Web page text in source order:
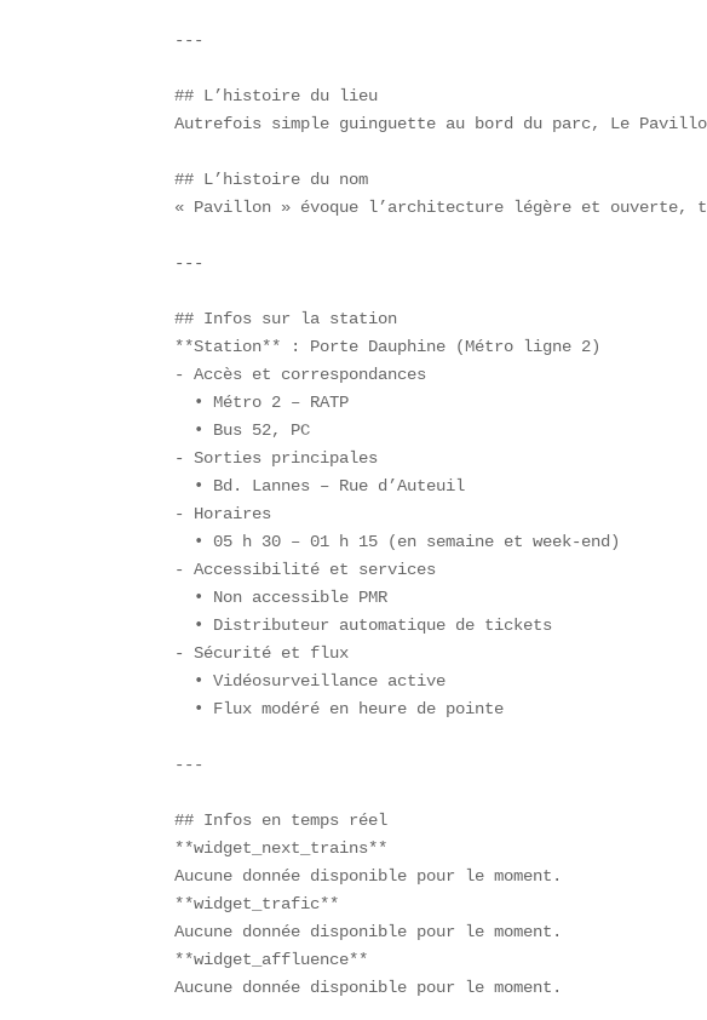
---
## L’histoire du lieu
Autrefois simple guinguette au bord du parc, Le
## L’histoire du nom
« Pavillon » évoque l’architecture légère et ouverte,
---
## Infos sur la station
**Station** : Porte Dauphine (Métro ligne 2)
- Accès et correspondances
  • Métro 2 – RATP
  • Bus 52, PC
- Sorties principales
  • Bd. Lannes – Rue d’Auteuil
- Horaires
  • 05 h 30 – 01 h 15 (en semaine et week-end)
- Accessibilité et services
  • Non accessible PMR
  • Distributeur automatique de tickets
- Sécurité et flux
  • Vidéosurveillance active
  • Flux modéré en heure de pointe
---
## Infos en temps réel
**widget_next_trains**
Aucune donnée disponible pour le moment.
**widget_trafic**
Aucune donnée disponible pour le moment.
**widget_affluence**
Aucune donnée disponible pour le moment.